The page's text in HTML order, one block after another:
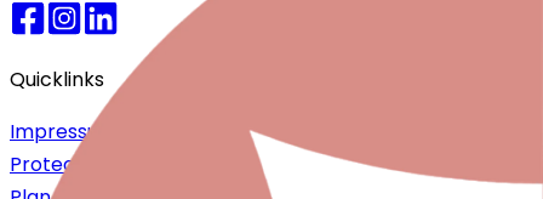
Quicklinks
Impressum
Protection des données